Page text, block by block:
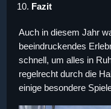
Fazit
Auch in diesem Jahr
beeindruckendes
schnell, um alles in
regelrecht durch die
einige besondere